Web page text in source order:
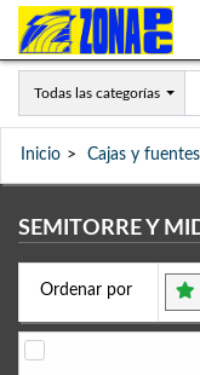
Todas las categorías
Inicio Cajas y fuentes
SEMITORRE Y
Ordenar por